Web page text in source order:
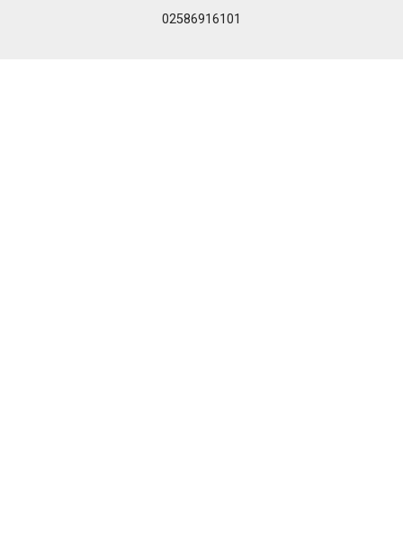
02586916101